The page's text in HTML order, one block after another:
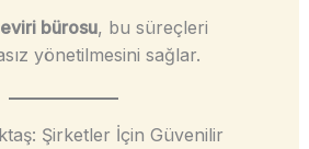
bürosu, bu süreçleri
yönetilmesini sağlar.
Şirketler İçin Güvenilir